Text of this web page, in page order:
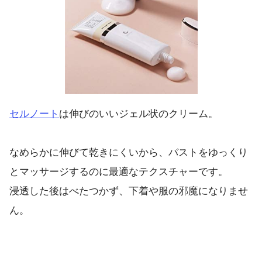
セルノート は伸びのいいジェル状のクリーム。
なめらかに伸びて乾きにくいから、バストをゆっくり
とマッサージするのに最適なテクスチャーです。
浸透した後はべたつかず、下着や服の邪魔になりませ
ん。